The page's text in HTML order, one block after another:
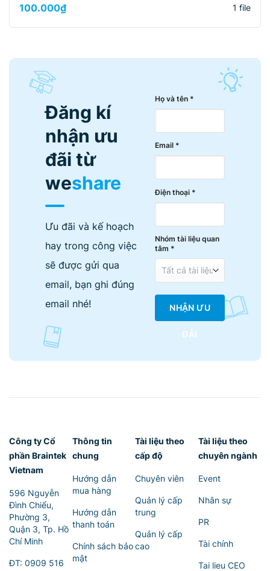
100.000₫ 1 file
Đăng kí
nhận ưu
đãi từ
weshare
Ưu đãi và kế hoạch
hay trong công việc
sẽ được gửi qua
email, bạn ghi đúng
email nhé!
Họ và tên *
Email *
Điện thoại *
Nhóm tài liệu quan
tâm *
NHẬN ƯU
ĐÃI
Công ty Cổ
phần Braintek
Vietnam
596 Nguyễn
Đình Chiểu,
Phường 3,
Quận 3, Tp. Hồ
Chí Minh
ĐT: 0909 516
Thông tin
chung
Hướng dẫn
mua hàng
Hướng dẫn
thanh toán
Chính sách bảo
mật
Tài liệu theo
cấp độ
Chuyên viên
Quản lý cấp
trung
Quản lý cấp
cao
Tài liệu theo
chuyên ngành
Event
Nhân sự
PR
Tài chính
Tai lieu CEO